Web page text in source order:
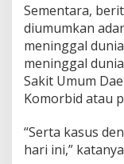
Sementara,
diumumkan
meninggal
meninggal
Sakit Umum
Komorbid atau
“Serta kasus
hari ini,”